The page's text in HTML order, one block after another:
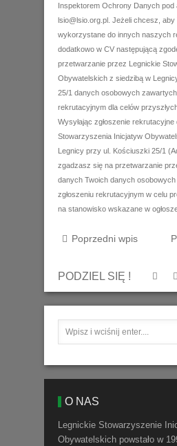
Inspektorem Ochrony Danych pod
lsio@lsio.org.pl. Jeżeli chcesz, aby
wykorzystane do innych naszych
dodatkowo w CV następującą
przetwarzanie przez Legnickie
Obywatelskich z siedzibą w
25/1 danych osobowych
rekrutacyjnym dla celów
Wysyłając zgłoszenie
Stowarzyszenia Inicjatyw
Legnicy przy ul. Kościuszki 25/1
zgadzasz się na przetwarzanie
danych Twoich danych
zgłoszeniu rekrutacyjnym w celu
na stanowisko wskazane w
Poprzedni wpis
PODZIEL SIĘ !
O NAS
Legnickie Stowarzyszenie
Obywatelskich powstało w